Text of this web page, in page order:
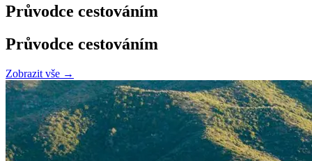
Průvodce cestováním
Průvodce cestováním
Zobrazit vše →